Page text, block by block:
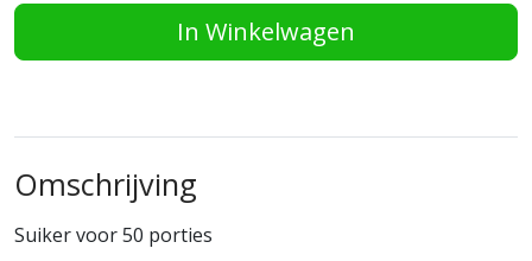
In Winkelwagen
Omschrijving
Suiker voor 50 porties